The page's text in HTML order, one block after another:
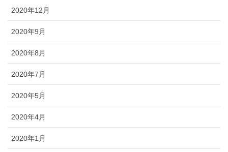
2020年12月
2020年9月
2020年8月
2020年7月
2020年5月
2020年4月
2020年1月